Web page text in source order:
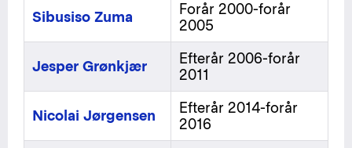
Sibusiso Zuma
Forår 2000-forår
2005
Jesper Grønkjær
Efterår 2006-forår
2011
Nicolai Jørgensen
Efterår 2014-forår
2016